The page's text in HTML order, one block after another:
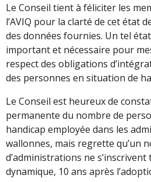
Le Conseil tient à féliciter les
l’AVIQ pour la clarté de cet état
des données fournies. Un tel
important et nécessaire pour
respect des obligations
des personnes en situation de
Le Conseil est heureux de
permanente du nombre de
handicap employée dans les
wallonnes, mais regrette qu’un
d’administrations ne
dynamique, 10 ans après